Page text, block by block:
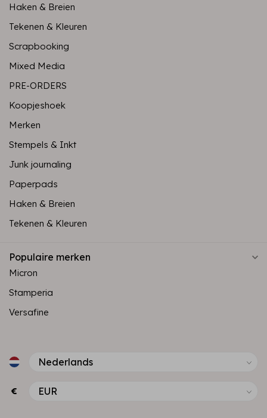
Haken & Breien
Tekenen & Kleuren
Scrapbooking
Mixed Media
PRE-ORDERS
Koopjeshoek
Merken
Stempels & Inkt
Junk journaling
Paperpads
Haken & Breien
Tekenen & Kleuren
Populaire merken
Micron
Stamperia
Versafine
€